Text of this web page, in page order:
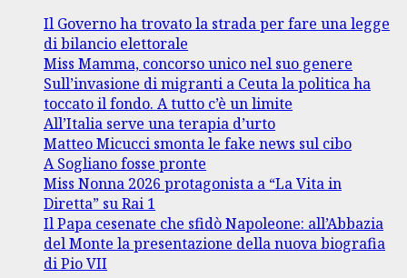
Il Governo ha trovato la strada per fare una legge
di bilancio elettorale
Miss Mamma, concorso unico nel suo genere
Sull’invasione di migranti a Ceuta la politica ha
toccato il fondo. A tutto c’è un limite
All’Italia serve una terapia d’urto
Matteo Micucci smonta le fake news sul cibo
A Sogliano fosse pronte
Miss Nonna 2026 protagonista a “La Vita in
Diretta” su Rai 1
Il Papa cesenate che sfidò Napoleone: all’Abbazia
del Monte la presentazione della nuova biografia
di Pio VII